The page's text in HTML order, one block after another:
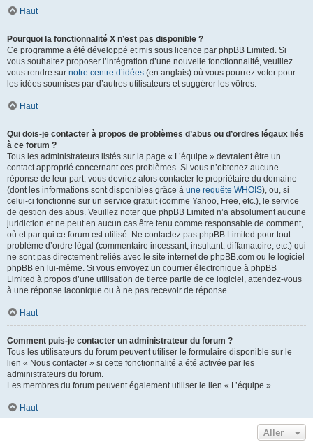
Haut
Pourquoi la fonctionnalité X n’est pas disponible ?
Ce programme a été développé et mis sous licence par phpBB Limited. Si
vous souhaitez proposer l’intégration d’une nouvelle fonctionnalité, veuillez
vous rendre sur notre centre d’idées (en anglais) où vous pourrez voter pour
les idées soumises par d’autres utilisateurs et suggérer les vôtres.
Haut
Qui dois-je contacter à propos de problèmes d’abus ou d’ordres légaux liés
à ce forum ?
Tous les administrateurs listés sur la page « L’équipe » devraient être un
contact approprié concernant ces problèmes. Si vous n’obtenez aucune
réponse de leur part, vous devriez alors contacter le propriétaire du domaine
(dont les informations sont disponibles grâce à une requête WHOIS), ou, si
celui-ci fonctionne sur un service gratuit (comme Yahoo, Free, etc.), le service
de gestion des abus. Veuillez noter que phpBB Limited n’a absolument aucune
juridiction et ne peut en aucun cas être tenu comme responsable de comment,
où et par qui ce forum est utilisé. Ne contactez pas phpBB Limited pour tout
problème d’ordre légal (commentaire incessant, insultant, diffamatoire, etc.) qui
ne sont pas directement reliés avec le site internet de phpBB.com ou le logiciel
phpBB en lui-même. Si vous envoyez un courrier électronique à phpBB
Limited à propos d’une utilisation de tierce partie de ce logiciel, attendez-vous
à une réponse laconique ou à ne pas recevoir de réponse.
Haut
Comment puis-je contacter un administrateur du forum ?
Tous les utilisateurs du forum peuvent utiliser le formulaire disponible sur le
lien « Nous contacter » si cette fonctionnalité a été activée par les
administrateurs du forum.
Les membres du forum peuvent également utiliser le lien « L’équipe ».
Haut
Aller